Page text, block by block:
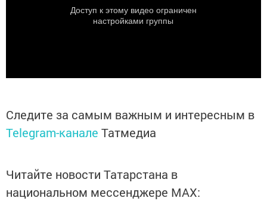
Следите за самым важным и интересным в
Telegram-канале Татмедиа
Читайте новости Татарстана в
национальном мессенджере MАХ: